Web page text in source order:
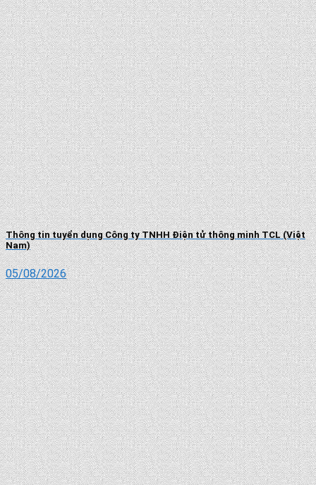
Thông tin tuyển dụng Công ty TNHH Điện tử thông minh TCL (Việt
Nam)
05/08/2026